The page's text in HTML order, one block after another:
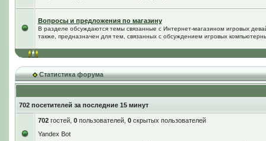
Вопросы и предложения по магазину
В разделе обсуждаются темы связанные с Интернет-магазином игровых
также, предназначен для тем, связанных с обсуждением игровых
Статистика форума
702 посетителей за последние 15 минут
702гостей, 0пользователей, 0скрытых пользователей
Yandex Bot